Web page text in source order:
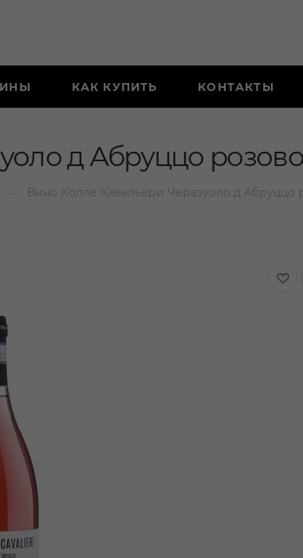
КАК КУПИТЬ КОНТАКТЫ
д Абруццо
Вино Колле Кавальери Черазуоло д Абруццо